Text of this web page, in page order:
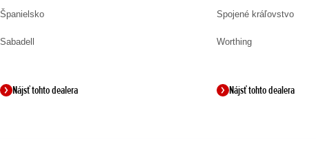
Španielsko
Sabadell
Nájsť tohto dealera
Spojené kráľovstvo
Worthing
Nájsť tohto dealera